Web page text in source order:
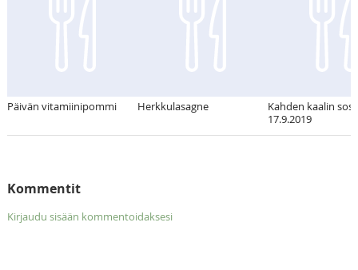
Päivän vitamiinipommi Herkkulasagne
Kahden kaalin
17.9.2019
Kommentit
Kirjaudu sisään kommentoidaksesi